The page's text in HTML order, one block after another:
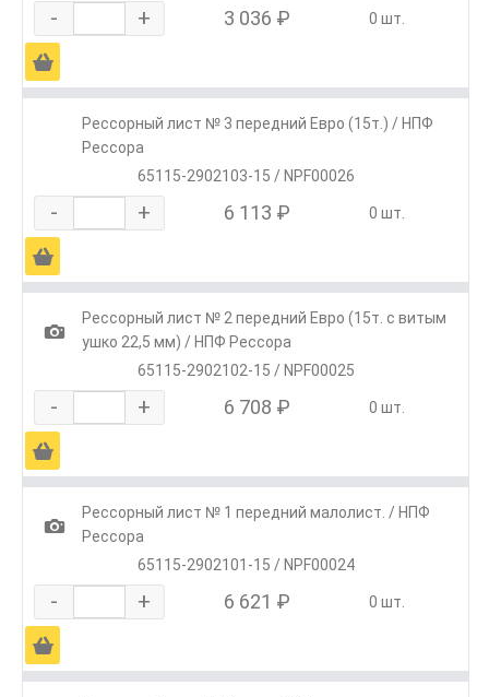
- + 3 036 ₽ 0 шт.
Ä
Рессорный лист № 3 передний Евро (15т.) / НПФ
Рессора
65115-2902103-15 / NPF00026
- + 6 113 ₽ 0 шт.
Ä
1
Рессорный лист № 2 передний Евро (15т. с витым
ушко 22,5 мм) / НПФ Рессора
65115-2902102-15 / NPF00025
- + 6 708 ₽ 0 шт.
Ä
1
Рессорный лист № 1 передний малолист. / НПФ
Рессора
65115-2902101-15 / NPF00024
- + 6 621 ₽ 0 шт.
Ä